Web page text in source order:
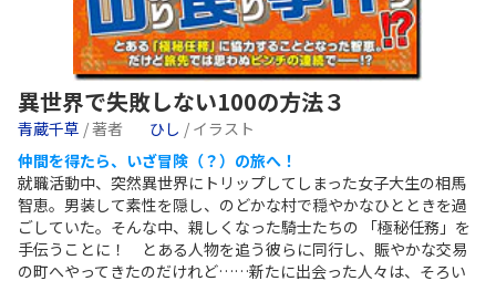
異世界で失敗しない100の方法３
青蔵千草 / 著者 ひし / イラスト
仲間を得たら、いざ冒険（？）の旅へ！
就職活動中、突然異世界にトリップしてしまった女子大生の相馬
智恵。男装して素性を隠し、のどかな村で穏やかなひとときを過
ごしていた。そんな中、親しくなった騎士たちの 「極秘任務」を
手伝うことに！ とある人物を追う彼らに同行し、賑やかな交易
の町へやってきたのだけれど……新たに出会った人々は、そろい